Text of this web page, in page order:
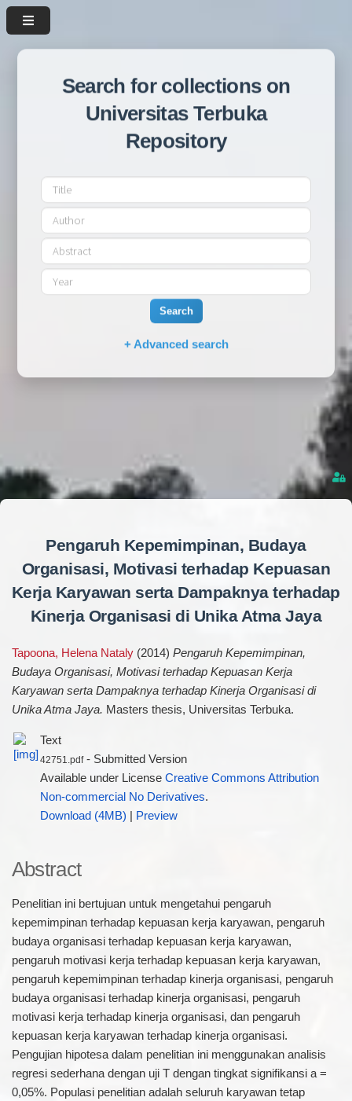
Search for collections on
Universitas Terbuka
Repository
Search
+ Advanced search
Pengaruh Kepemimpinan, Budaya
Organisasi, Motivasi terhadap Kepuasan
Kerja Karyawan serta Dampaknya terhadap
Kinerja Organisasi di Unika Atma Jaya
Tapoona, Helena Nataly(2014) Pengaruh Kepemimpinan,
Budaya Organisasi, Motivasi terhadap Kepuasan Kerja
Karyawan serta Dampaknya terhadap Kinerja Organisasi di
Unika Atma Jaya. Masters thesis, Universitas Terbuka.
Text
42751.pdf- Submitted Version
Available under License Creative Commons Attribution
Non-commercial No Derivatives.
Download (4MB)
Preview
Abstract
Penelitian ini bertujuan untuk mengetahui pengaruh
kepemimpinan terhadap kepuasan kerja karyawan, pengaruh
budaya organisasi terhadap kepuasan kerja karyawan,
pengaruh motivasi kerja terhadap kepuasan kerja karyawan,
pengaruh kepemimpinan terhadap kinerja organisasi, pengaruh
budaya organisasi terhadap kinerja organisasi, pengaruh
motivasi kerja terhadap kinerja organisasi, dan pengaruh
kepuasan kerja karyawan terhadap kinerja organisasi.
Pengujian hipotesa dalam penelitian ini menggunakan analisis
regresi sederhana dengan uji T dengan tingkat signifikansi a =
0,05%. Populasi penelitian adalah seluruh karyawan tetap